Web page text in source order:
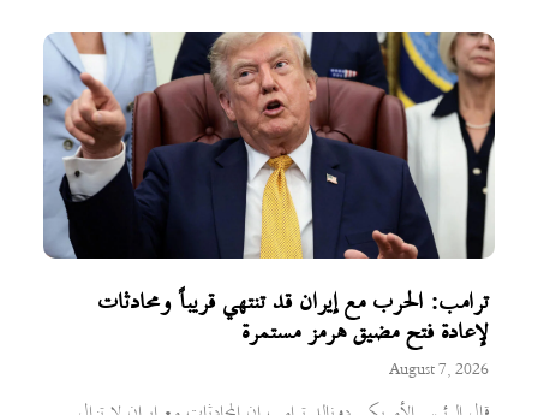
ترامب: الحرب مع إيران قد تنتهي قريباً ومحادثات
لإعادة فتح مضيق هرمز مستمرة
August 7, 2026